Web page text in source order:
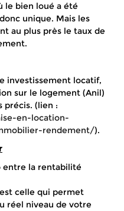
le bien loué a été
unique. Mais les
au plus près le taux de
investissement locatif,
sur le logement (Anil)
précis. (lien :
en-location-
rendement/).
entre la rentabilité
celle qui permet
réel niveau de votre